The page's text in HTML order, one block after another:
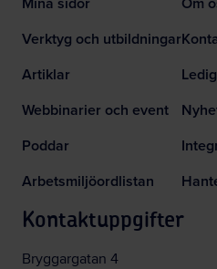
Verktyg och utbildningar
Artiklar
Webbinarier och event
Poddar
Arbetsmiljöordlistan
Kontaktuppgifter
Bryggargatan 4